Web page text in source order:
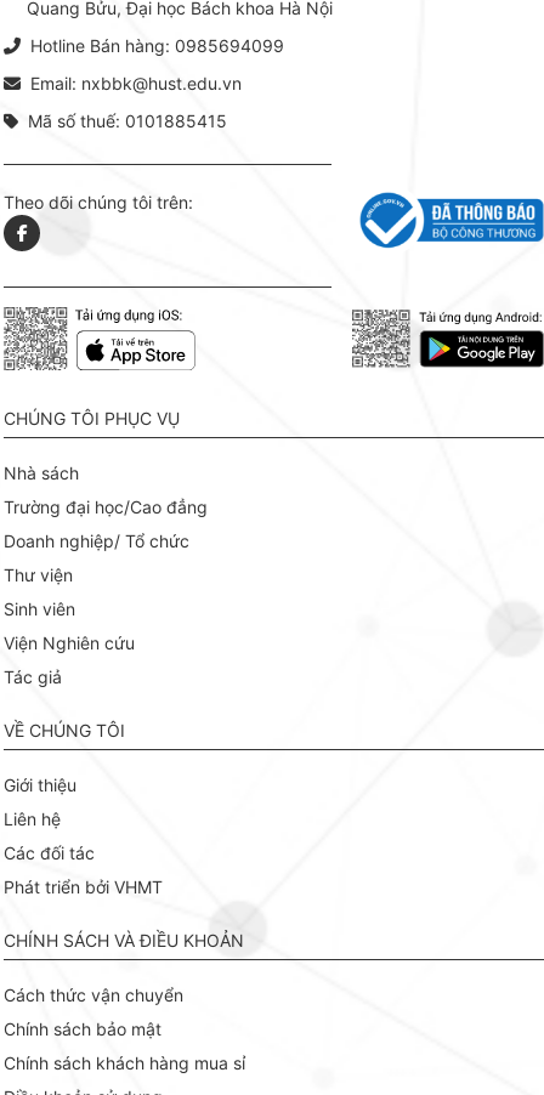
Quang Bửu, Đại học Bách khoa Hà Nội
Hotline Bán hàng: 0985694099
Email: nxbbk@hust.edu.vn
Mã số thuế: 0101885415
Theo dõi chúng tôi trên:
CHÚNG TÔI PHỤC VỤ
Nhà sách
Trường đại học/Cao đẳng
Doanh nghiệp/ Tổ chức
Thư viện
Sinh viên
Viện Nghiên cứu
Tác giả
VỀ CHÚNG TÔI
Giới thiệu
Liên hệ
Các đối tác
Phát triển bởi VHMT
CHÍNH SÁCH VÀ ĐIỀU KHOẢN
Cách thức vận chuyển
Chính sách bảo mật
Chính sách khách hàng mua sỉ